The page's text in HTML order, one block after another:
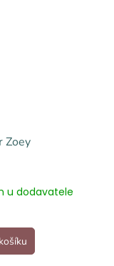
Zoey
u dodavatele